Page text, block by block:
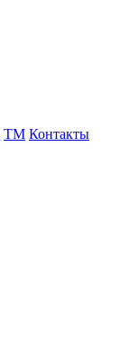
TM Контакты